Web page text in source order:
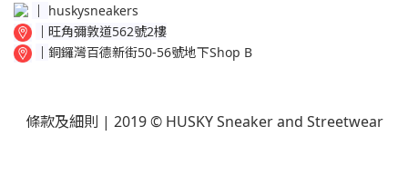
│ huskysneakers
│ 旺角彌敦道562號2樓
│ 銅鑼灣百德新街50-56號地下Shop B
條款及細則 | 2019 © HUSKY Sneaker and Streetwear